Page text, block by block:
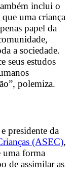
inclui o
que uma criança
papel da
a sociedade.
seus estudos
polemiza.
presidente da
(ASEC),
uma forma
de assimilar as